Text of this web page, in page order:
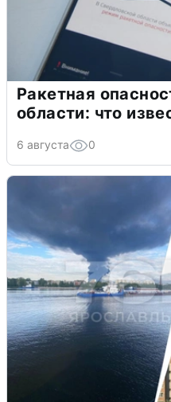
Ракетная
области: что
6 августа 0